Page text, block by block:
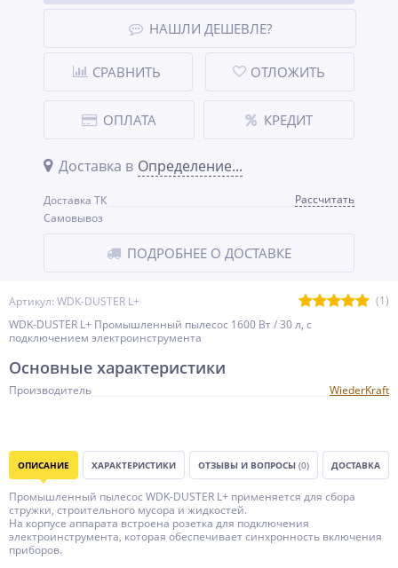
Артикул: WDK-DUSTER L+
(1)
WDK-DUSTER L+ Промышленный пылесос 1600 Вт / 30 л, с
подключением электроинструмента
НАШЛИ ДЕШЕВЛЕ?
СРАВНИТЬ ОТЛОЖИТЬ
ОПЛАТА КРЕДИТ
Доставка в Определение...
Доставка ТК
Рассчитать
Самовывоз
ПОДРОБНЕЕ О ДОСТАВКЕ
Основные характеристики
Производитель WiederKraft
ОПИСАНИЕ ХАРАКТЕРИСТИКИ ОТЗЫВЫ И ВОПРОСЫ (0) ДОСТАВКА
Промышленный пылесос WDK-DUSTER L+ применяется для сбора
стружки, строительного мусора и жидкостей.
На корпусе аппарата встроена розетка для подключения
электроинструмента, которая обеспечивает синхронность включения
приборов.